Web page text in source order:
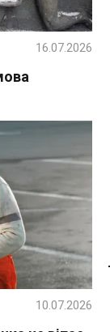
16.07.2026
10.07.2026